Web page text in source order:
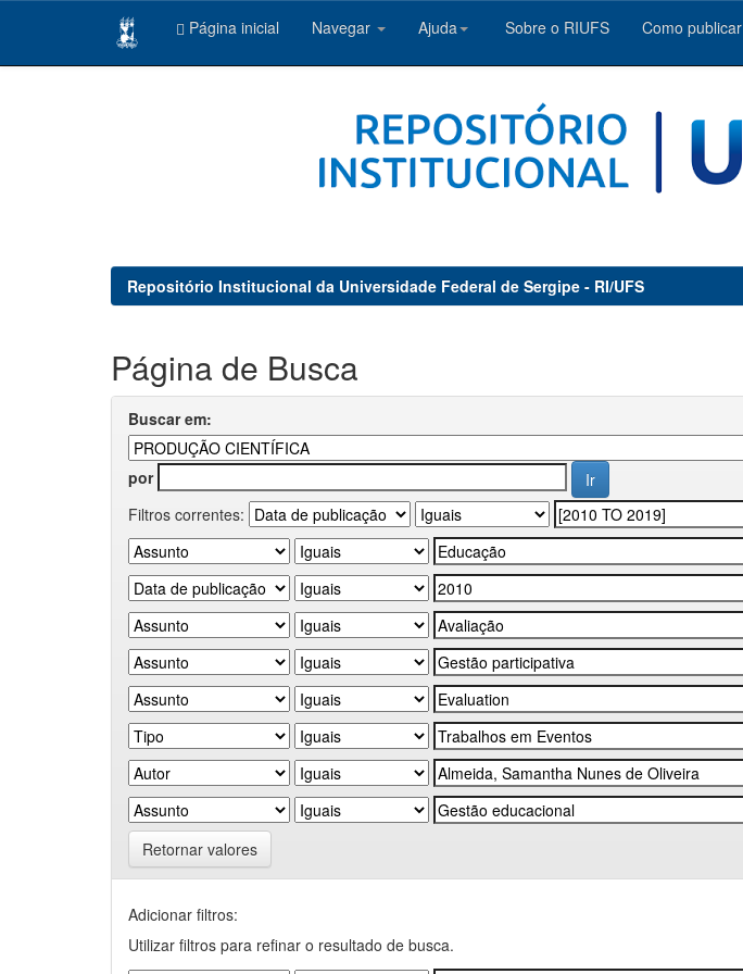
Página inicial Navegar Ajuda Sobre o RIUFS Como publicar
Repositório Institucional da Universidade Federal de Sergipe - RI/UFS
Página de Busca
Buscar em:
por
Filtros correntes:
Retornar valores
Adicionar filtros:
Utilizar filtros para refinar o resultado de busca.